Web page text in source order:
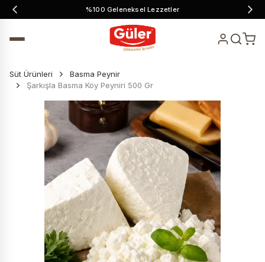
%100 Geleneksel Lezzetler
Süt Ürünleri
Basma Peynir
Şarkışla Basma Köy Peyniri 500 Gr